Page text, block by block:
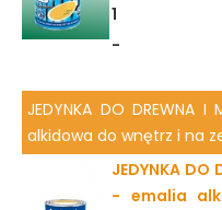
1
-
JEDYNKA DO DREWNA I
alkidowa do wnętrz i na
JEDYNKA DO
- emalia